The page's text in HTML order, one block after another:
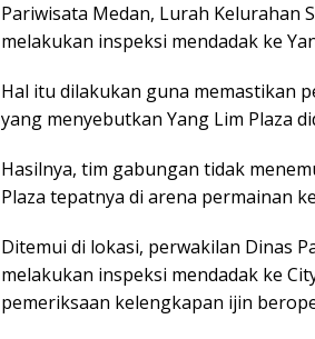
Pariwisata Medan, Lurah Kelurahan
melakukan inspeksi mendadak ke
Hal itu dilakukan guna memastikan
yang menyebutkan Yang Lim Plaza
Hasilnya, tim gabungan tidak
Plaza tepatnya di arena permainan
Ditemui di lokasi, perwakilan Dinas
melakukan inspeksi mendadak ke
pemeriksaan kelengkapan ijin